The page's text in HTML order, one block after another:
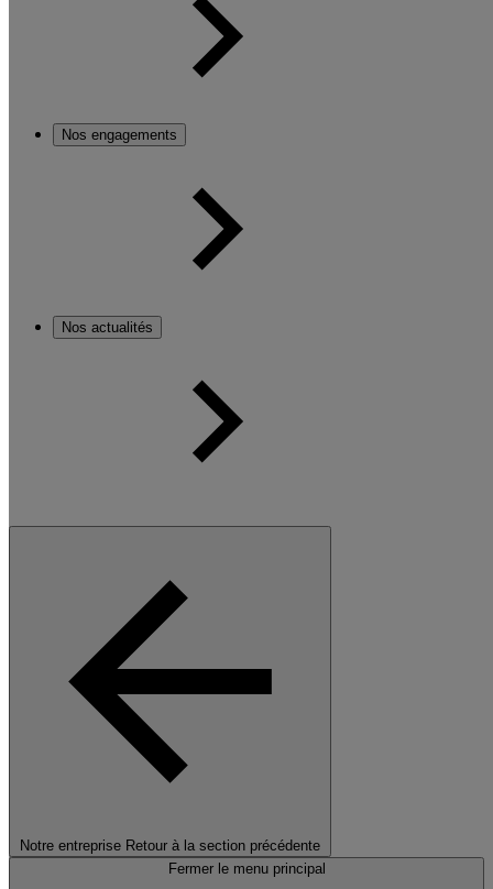
Nos engagements
Nos actualités
Notre entreprise Retour à la section précédente
Fermer le menu principal